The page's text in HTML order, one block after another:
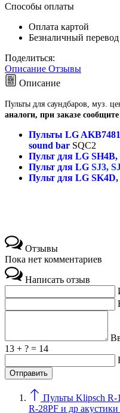
Способы оплаты
Оплата картой
Безналичный перевод
Поделиться:
Описание Отзывы
Описание
Пульты для саундбаров, муз.
аналоги, при заказе
Пульты LG
sound bar SQC2
Пульт для LG SH4B,
Пульт для LG SJ3,
Пульт для LG
Отзывы
Пока нет комментариев
Написать отзыв
13 + ? = 14
Пульты Klipsch R-
R-28PF и др акустики